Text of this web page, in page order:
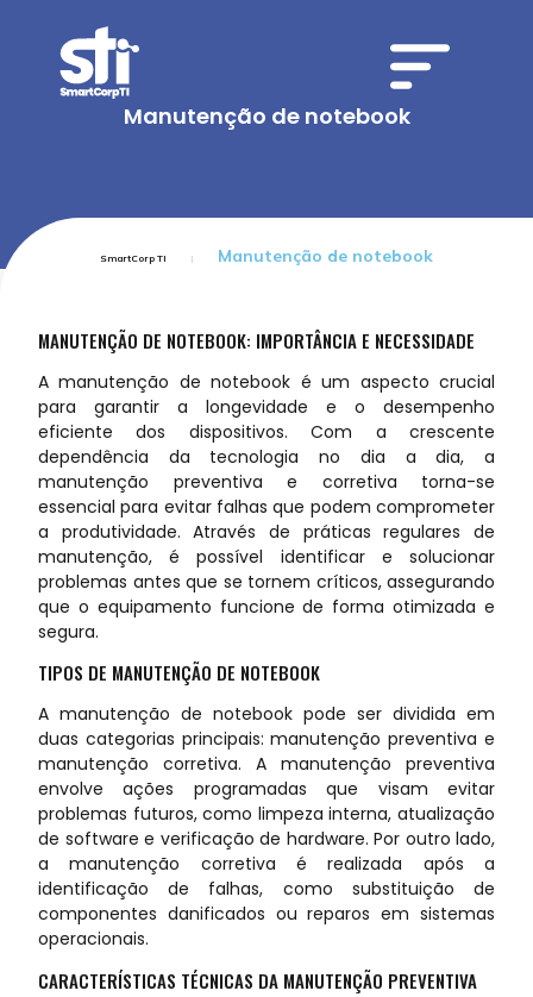
Manutenção de notebook
SmartCorp TI Manutenção de notebook
MANUTENÇÃO DE NOTEBOOK: IMPORTÂNCIA E NECESSIDADE
A manutenção de notebook é um aspecto crucial
para garantir a longevidade e o desempenho
eficiente dos dispositivos. Com a crescente
dependência da tecnologia no dia a dia, a
manutenção preventiva e corretiva torna-se
essencial para evitar falhas que podem comprometer
a produtividade. Através de práticas regulares de
manutenção, é possível identificar e solucionar
problemas antes que se tornem críticos, assegurando
que o equipamento funcione de forma otimizada e
segura.
TIPOS DE MANUTENÇÃO DE NOTEBOOK
A manutenção de notebook pode ser dividida em
duas categorias principais: manutenção preventiva e
manutenção corretiva. A manutenção preventiva
envolve ações programadas que visam evitar
problemas futuros, como limpeza interna, atualização
de software e verificação de hardware. Por outro lado,
a manutenção corretiva é realizada após a
identificação de falhas, como substituição de
componentes danificados ou reparos em sistemas
operacionais.
CARACTERÍSTICAS TÉCNICAS DA MANUTENÇÃO PREVENTIVA